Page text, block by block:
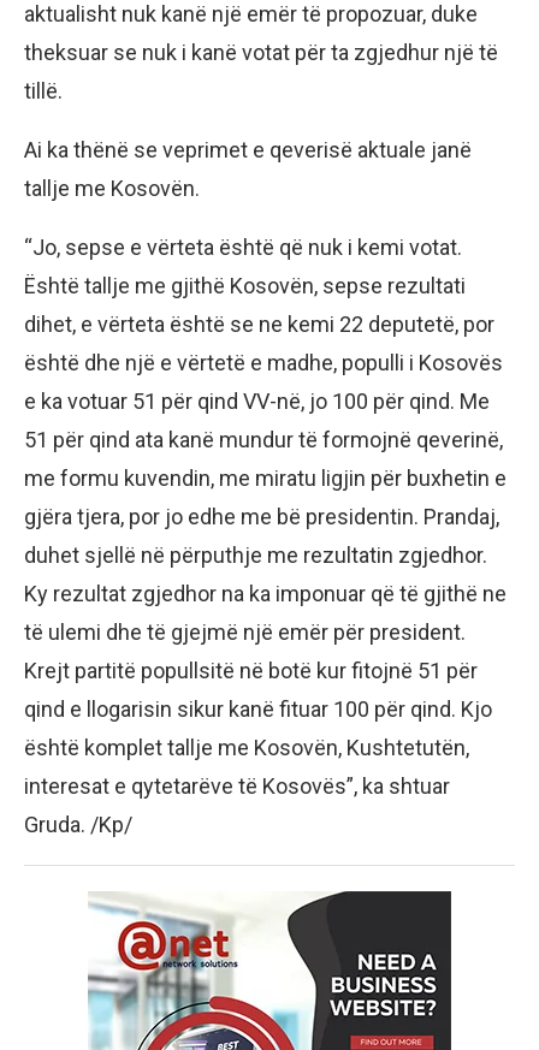
aktualisht nuk kanë një emër të propozuar, duke
theksuar se nuk i kanë votat për ta zgjedhur një të
tillë.
Ai ka thënë se veprimet e qeverisë aktuale janë
tallje me Kosovën.
“Jo, sepse e vërteta është që nuk i kemi votat.
Është tallje me gjithë Kosovën, sepse rezultati
dihet, e vërteta është se ne kemi 22 deputetë, por
është dhe një e vërtetë e madhe, populli i Kosovës
e ka votuar 51 për qind VV-në, jo 100 për qind. Me
51 për qind ata kanë mundur të formojnë qeverinë,
me formu kuvendin, me miratu ligjin për buxhetin e
gjëra tjera, por jo edhe me bë presidentin. Prandaj,
duhet sjellë në përputhje me rezultatin zgjedhor.
Ky rezultat zgjedhor na ka imponuar që të gjithë ne
të ulemi dhe të gjejmë një emër për president.
Krejt partitë popullsitë në botë kur fitojnë 51 për
qind e llogarisin sikur kanë fituar 100 për qind. Kjo
është komplet tallje me Kosovën, Kushtetutën,
interesat e qytetarëve të Kosovës”, ka shtuar
Gruda. /Kp/